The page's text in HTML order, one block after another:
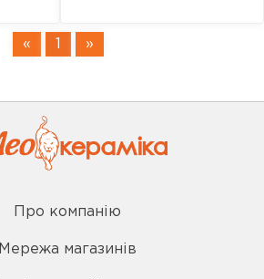
« »
Про компанію
Мережа магазинів